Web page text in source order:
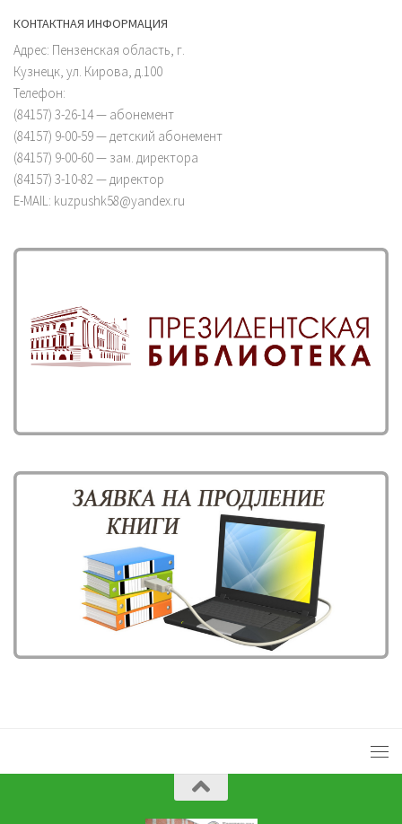
КОНТАКТНАЯ ИНФОРМАЦИЯ
Адрес: Пензенская область, г.
Кузнецк, ул. Кирова, д.100
Телефон:
(84157) 3-26-14 — абонемент
(84157) 9-00-59 — детский абонемент
(84157) 9-00-60 — зам. директора
(84157) 3-10-82 — директор
E-MAIL: kuzpushk58@yandex.ru